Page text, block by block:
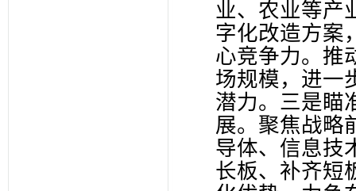
业、农业等产
字化改造方案
心竞争力。推
场规模，进一
潜力。三是瞄
展。聚焦战略
导体、信息技
长板、补齐短